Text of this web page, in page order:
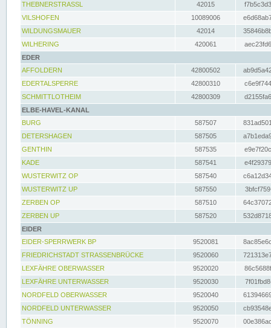
THEBNERSTRASSL
42015
VILSHOFEN
10089006
WILDUNGSMAUER
42014
WILHERING
420061
EDER
AFFOLDERN
42800502
EDERTALSPERRE
42800310
SCHMITTLOTHEIM
42800309
ELBE-HAVEL-KANAL
BURG
587507
DETERSHAGEN
587505
GENTHIN
587535
KADE
587541
WUSTERWITZ OP
587540
WUSTERWITZ UP
587550
ZERBEN OP
587510
ZERBEN UP
587520
EIDER
EIDER-SPERRWERK BP
9520081
FRIEDRICHSTADT STRASSENBRÜCKE
9520060
LEXFÄHRE OBERWASSER
9520020
LEXFÄHRE UNTERWASSER
9520030
NORDFELD OBERWASSER
9520040
NORDFELD UNTERWASSER
9520050
TÖNNING
9520070